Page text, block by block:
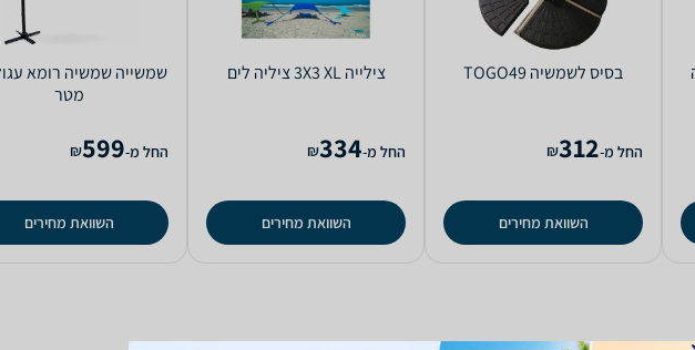
‏בסיס לשמשיה TOGO49
החל מ-312
₪
השוואת מחירים
‏צילייה 3X3 XL ציליה לים
החל מ-334
₪
השוואת מחירים
מטר
החל מ-599
₪
השוואת מחירים